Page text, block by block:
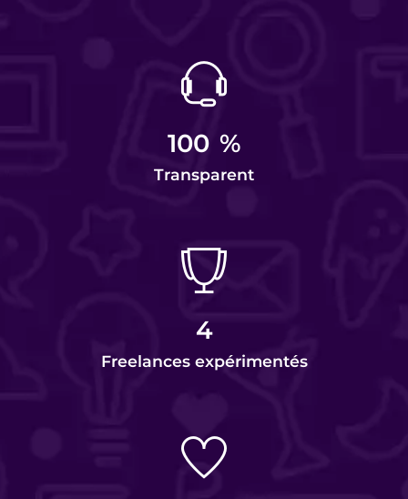
100 %
Transparent
4
Freelances expérimentés